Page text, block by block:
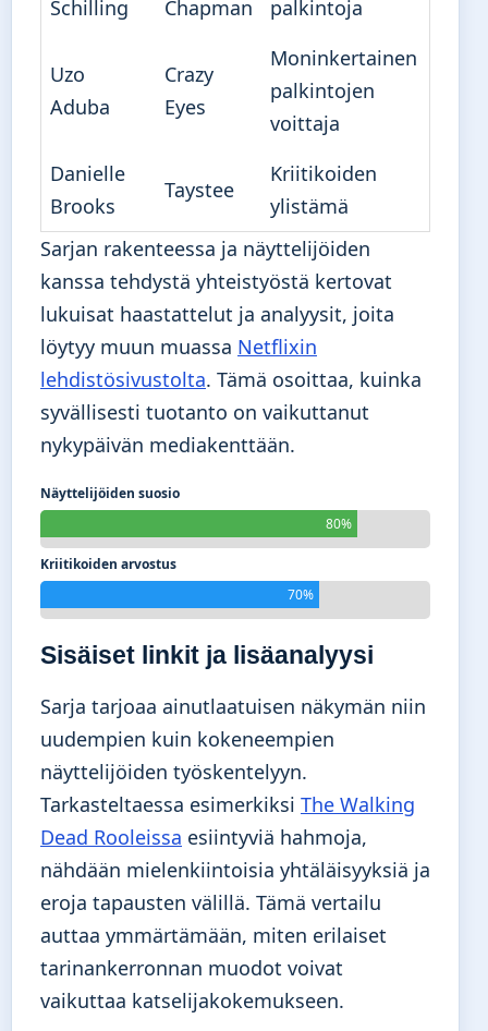
Schilling
Chapman
palkintoja
Uzo
Aduba
Crazy
Eyes
Moninkertainen
palkintojen
voittaja
Danielle
Brooks
Taystee
Kriitikoiden
ylistämä
Sarjan rakenteessa ja näyttelijöiden
kanssa tehdystä yhteistyöstä kertovat
lukuisat haastattelut ja analyysit, joita
löytyy muun muassa Netflixin
lehdistösivustolta. Tämä osoittaa, kuinka
syvällisesti tuotanto on vaikuttanut
nykypäivän mediakenttään.
Näyttelijöiden suosio
80%
Kriitikoiden arvostus
70%
Sisäiset linkit ja lisäanalyysi
Sarja tarjoaa ainutlaatuisen näkymän niin
uudempien kuin kokeneempien
näyttelijöiden työskentelyyn.
Tarkasteltaessa esimerkiksi The Walking
Dead Rooleissa esiintyviä hahmoja,
nähdään mielenkiintoisia yhtäläisyyksiä ja
eroja tapausten välillä. Tämä vertailu
auttaa ymmärtämään, miten erilaiset
tarinankerronnan muodot voivat
vaikuttaa katselijakokemukseen.